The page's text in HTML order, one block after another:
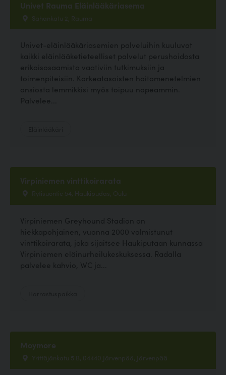
Univet Rauma Eläinlääkäriasema
Sahankatu 2, Rauma
Univet-eläinlääkäriasemien palveluihin kuuluvat
kaikki eläinlääketieteelliset palvelut perushoidosta
erikoisosaamista vaativiin tutkimuksiin ja
toimenpiteisiin. Korkeatasoisten hoitomenetelmien
ansiosta lemmikkisi myös toipuu nopeammin.
Palvelee...
Virpiniemen vinttikoirarata
Rytisuontie 54, Haukipudas, Oulu
Virpiniemen Greyhound Stadion on
hiekkapohjainen, vuonna 2000 valmistunut
vinttikoirarata, joka sijaitsee Haukiputaan kunnassa
Virpiniemen eläinurheilukeskuksessa. Radalla
palvelee kahvio, WC ja...
Moymore
Yrittäjänkatu 5 B, 04440 Järvenpää, Järvenpää